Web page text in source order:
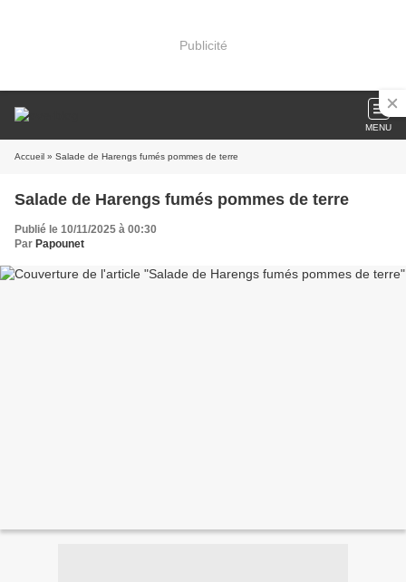
Publicité
MENU
Accueil » Salade de Harengs fumés pommes de terre
Salade de Harengs fumés pommes de terre
Publié le 10/11/2025 à 00:30
Par Papounet